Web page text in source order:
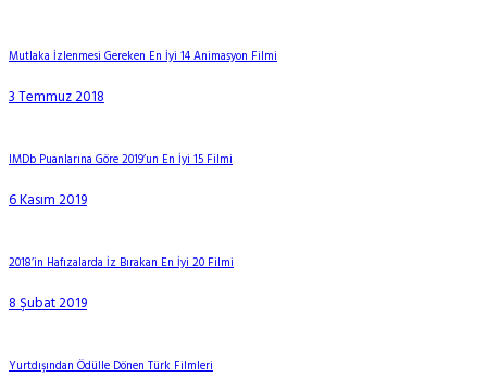
Mutlaka İzlenmesi Gereken En İyi 14 Animasyon Filmi
3 Temmuz 2018
IMDb Puanlarına Göre 2019’un En İyi 15 Filmi
6 Kasım 2019
2018’in Hafızalarda İz Bırakan En İyi 20 Filmi
8 Şubat 2019
Yurtdışından Ödülle Dönen Türk Filmleri